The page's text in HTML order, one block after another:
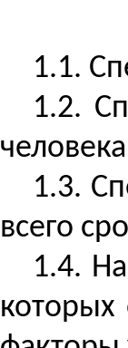
1.1.
1.2.
1.3.
всего
1.4.